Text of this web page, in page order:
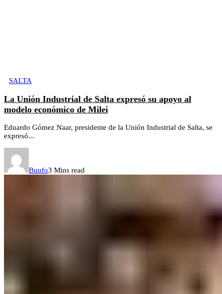
SALTA
La Unión Industrial de Salta expresó su apoyo al
modelo económico de Milei
Eduardo Gómez Naar, presidente de la Unión Industrial de Salta, se
expresó...
Buufo3 Mins read